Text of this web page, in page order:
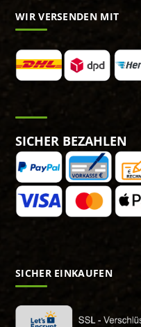
WIR VERSENDEN MIT
SICHER BEZAHLEN
SICHER EINKAUFEN